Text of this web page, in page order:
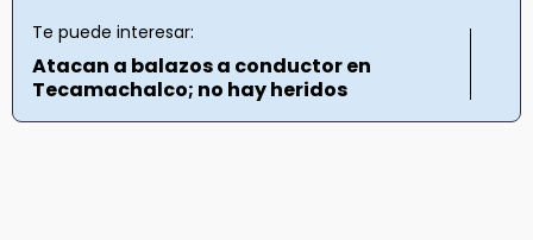
Te puede interesar:
Atacan a balazos a conductor en
Tecamachalco; no hay heridos